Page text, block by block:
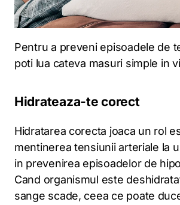
Pentru a preveni episoadele de
poti lua cateva masuri simple in
Hidrateaza-te corect
Hidratarea corecta joaca un rol
mentinerea tensiunii arteriale la
in prevenirea episoadelor de
Cand organismul este
sange scade, ceea ce poate